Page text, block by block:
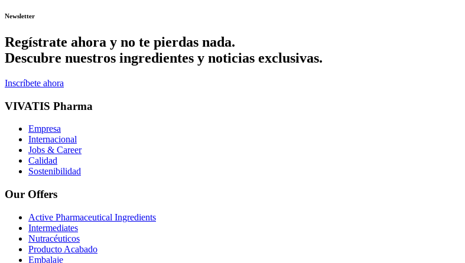
Newsletter
Regístrate ahora y no te pierdas nada.
Descubre nuestros ingredientes y noticias exclusivas.
Inscríbete ahora
VIVATIS Pharma
Empresa
Internacional
Jobs & Career
Calidad
Sostenibilidad
Our Offers
Active Pharmaceutical Ingredients
Intermediates
Nutracéuticos
Producto Acabado
Embalaje